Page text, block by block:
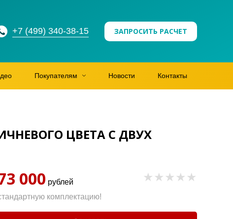
+7 (499) 340-38-15 ЗАПРОСИТЬ РАСЧЕТ
Покупателям Новости Контакты
ЦВЕТА С ДВУХ
000 рублей
комплектацию!